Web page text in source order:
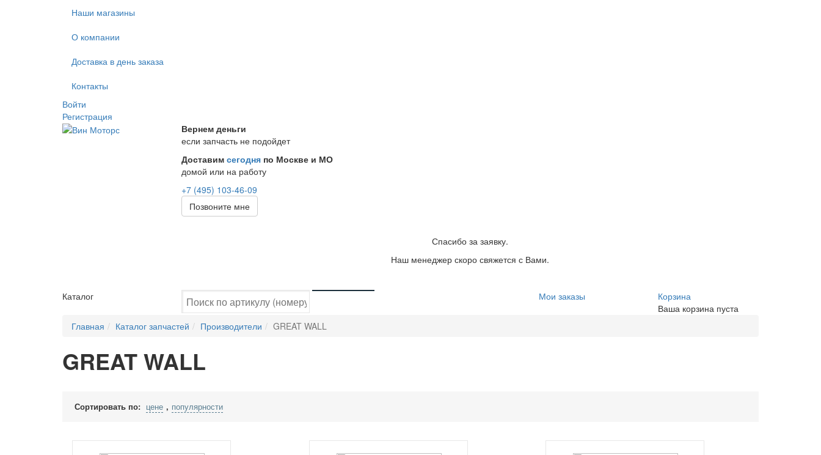
Наши магазины
О компании
Доставка в день заказа
Контакты
Войти
Регистрация
Вернем деньги
если запчасть не подойдет
Доставим сегодня по Москве и МО
домой или на работу
+7 (495) 103-46-09
Позвоните мне
Спасибо за заявку.
Наш менеджер скоро свяжется с Вами.
Каталог Мои заказы
Корзина
Ваша корзина пуста
Главная
Каталог запчастей Производители GREAT WALL
GREAT WALL
Сортировать по: цене популярности